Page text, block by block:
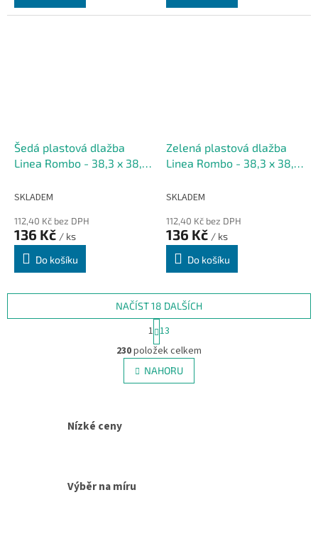
Šedá plastová dlažba
Linea Rombo - 38,3 x 38,3
SKLADEM
112,40 Kč bez DPH
136 Kč / ks
Do košíku
Zelená plastová dlažba
Linea Rombo - 38,3 x 38,3
SKLADEM
112,40 Kč bez DPH
136 Kč / ks
Do košíku
O
v
l
á
NAČÍST 18 DALŠÍCH
S
t
r
á
n
k
1 13
230položek celkem
NAHORU
Nízké ceny
Výběr na míru